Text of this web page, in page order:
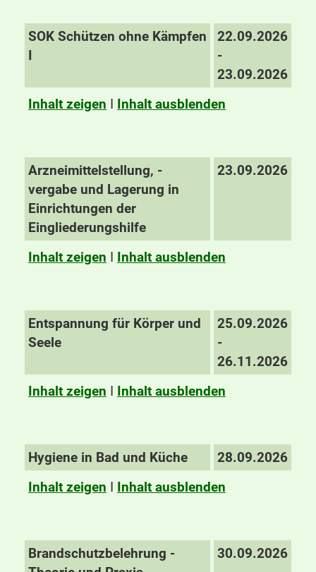
SOK Schützen ohne Kämpfen
I
22.09.2026
-
23.09.2026
Inhalt zeigen I Inhalt ausblenden
Arzneimittelstellung, -
vergabe und Lagerung in
Einrichtungen der
Eingliederungshilfe
23.09.2026
Inhalt zeigen I Inhalt ausblenden
Entspannung für Körper und
Seele
25.09.2026
-
26.11.2026
Inhalt zeigen I Inhalt ausblenden
Hygiene in Bad und Küche
28.09.2026
Inhalt zeigen I Inhalt ausblenden
Brandschutzbelehrung -
30.09.2026